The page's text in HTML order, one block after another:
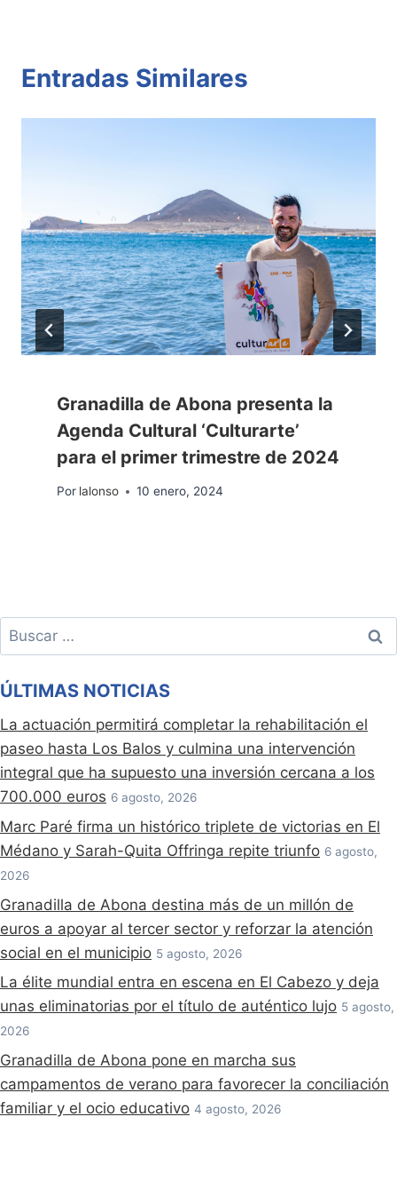
Entradas Similares
Granadilla de Abona presenta la
Agenda Cultural ‘Culturarte’
para el primer trimestre de 2024
Por lalonso 10 enero, 2024
Buscar:
ÚLTIMAS NOTICIAS
La actuación permitirá completar la rehabilitación el
paseo hasta Los Balos y culmina una intervención
integral que ha supuesto una inversión cercana a los
700.000 euros 6 agosto, 2026
Marc Paré firma un histórico triplete de victorias en El
Médano y Sarah-Quita Offringa repite triunfo 6 agosto,
2026
Granadilla de Abona destina más de un millón de
euros a apoyar al tercer sector y reforzar la atención
social en el municipio 5 agosto, 2026
La élite mundial entra en escena en El Cabezo y deja
unas eliminatorias por el título de auténtico lujo 5 agosto,
2026
Granadilla de Abona pone en marcha sus
campamentos de verano para favorecer la conciliación
familiar y el ocio educativo 4 agosto, 2026